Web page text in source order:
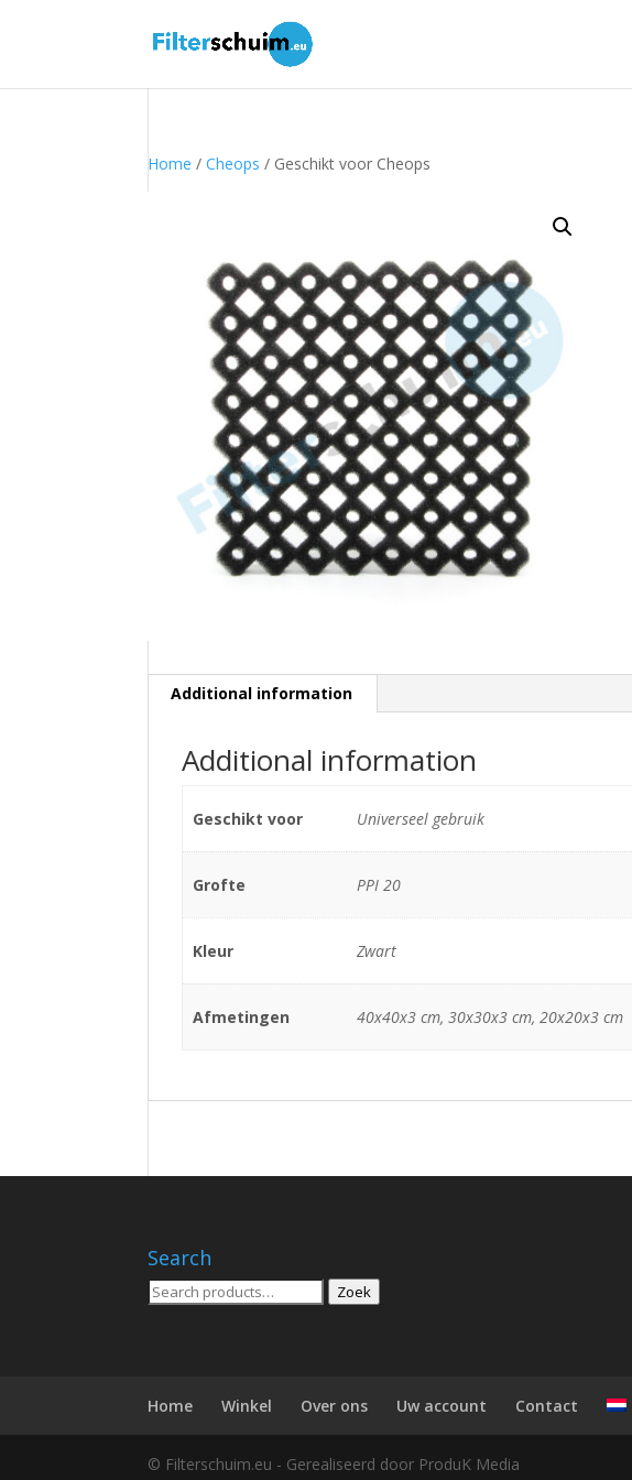
Home /Cheops / Geschikt voor Cheops
Additional information
Additional information
Geschikt voor Universeel gebruik
Grofte PPI 20
Kleur Zwart
Afmetingen 40x40x3 cm, 30x30x3 cm, 20x20x3 cm
Search
Zoeken
Zoek
Home Winkel Over ons Uw account Contact
© Filterschuim.eu - Gerealiseerd door ProduK Media